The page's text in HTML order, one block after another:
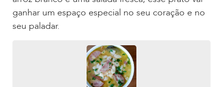
ganhar um espaço especial no seu coração e no
seu paladar.